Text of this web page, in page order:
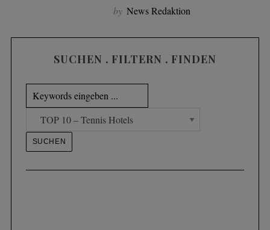
by News Redaktion
SUCHEN . FILTERN . FINDEN
S
e
a
r